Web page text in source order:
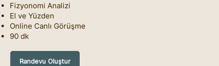
Fizyonomi Analizi
El ve Yüzden
Online Canlı Görüşme
90 dk
Randevu Oluştur